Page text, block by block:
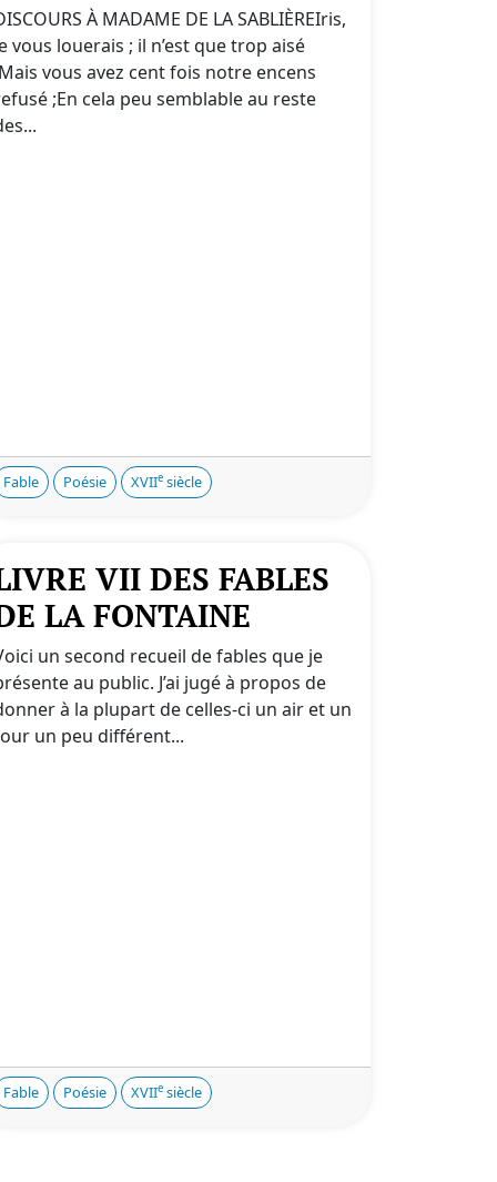
À MADAME DE LA SABLIÈREIris,
vous louerais ; il n’est que trop aisé
vous avez cent fois notre encens
;En cela peu semblable au reste
Fable Poésie XVIIe siècle
VII DES FABLES
LA FONTAINE
un second recueil de fables que je
au public. J’ai jugé à propos de
à la plupart de celles-ci un air et un
un peu différent...
Fable Poésie XVIIe siècle